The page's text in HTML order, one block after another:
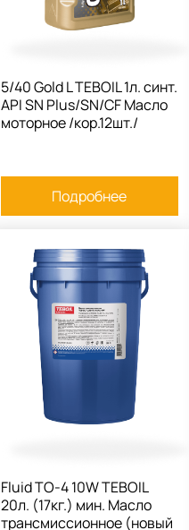
5/40 Gold L TEBOIL 1л. синт.
API SN Plus/SN/CF Масло
моторное /кор.12шт./
Подробнее
Fluid TO-4 10W TEBOIL
20л. (17кг.) мин. Масло
трансмиссионное (новый